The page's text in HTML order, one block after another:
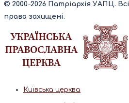
© 2000-2026 Патріархія УАПЦ. Всі
права захищені.
Київська церква